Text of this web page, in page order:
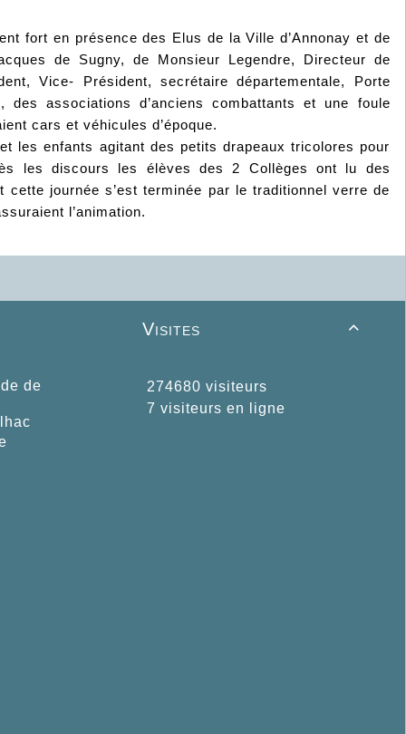
fort en présence des Elus de la Ville d’Annonay et de
de Sugny, de Monsieur Legendre, Directeur de
Vice- Président, secrétaire départementale, Porte
associations d’anciens combattants et une foule
cars et véhicules d’époque.
les enfants agitant des petits drapeaux tricolores pour
les discours les élèves des 2 Collèges ont lu des
journée s’est terminée par le traditionnel verre de
l’animation.
de

Visites
274680 visiteurs
7 visiteurs en ligne